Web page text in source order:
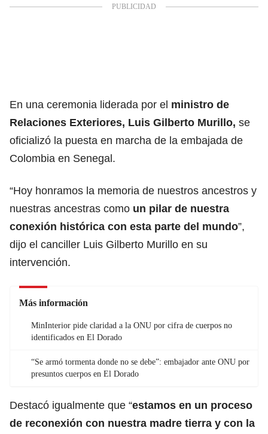
En una ceremonia liderada por el ministro de
Relaciones Exteriores, Luis Gilberto Murillo, se
oficializó la puesta en marcha de la embajada de
Colombia en Senegal.
“Hoy honramos la memoria de nuestros ancestros y
nuestras ancestras como un pilar de nuestra
conexión histórica con esta parte del mundo”,
dijo el canciller Luis Gilberto Murillo en su
intervención.
Más información
MinInterior pide claridad a la ONU por cifra de cuerpos no
identificados en El Dorado
“Se armó tormenta donde no se debe”: embajador ante ONU por
presuntos cuerpos en El Dorado
Destacó igualmente que “estamos en un proceso
de reconexión con nuestra madre tierra y con la